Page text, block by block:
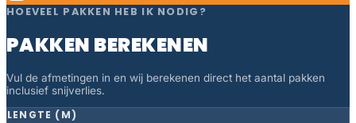
HOEVEEL PAKKEN HEB IK NODIG?
PAKKEN BEREKENEN
Vul de afmetingen in en wij berekenen direct het aantal pakken
inclusief snijverlies.
LENGTE (M)